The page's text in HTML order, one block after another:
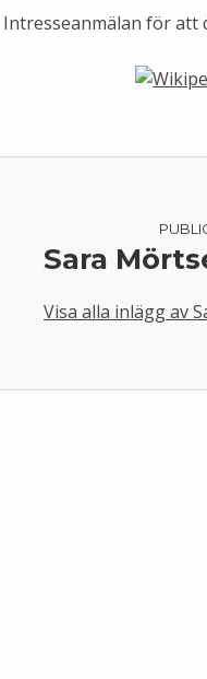
Intresseanmälan för
Sara
Visa alla inlägg av
to main navigation